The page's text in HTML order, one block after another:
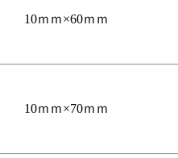
10ｍｍ×60ｍｍ
10ｍｍ×70ｍｍ